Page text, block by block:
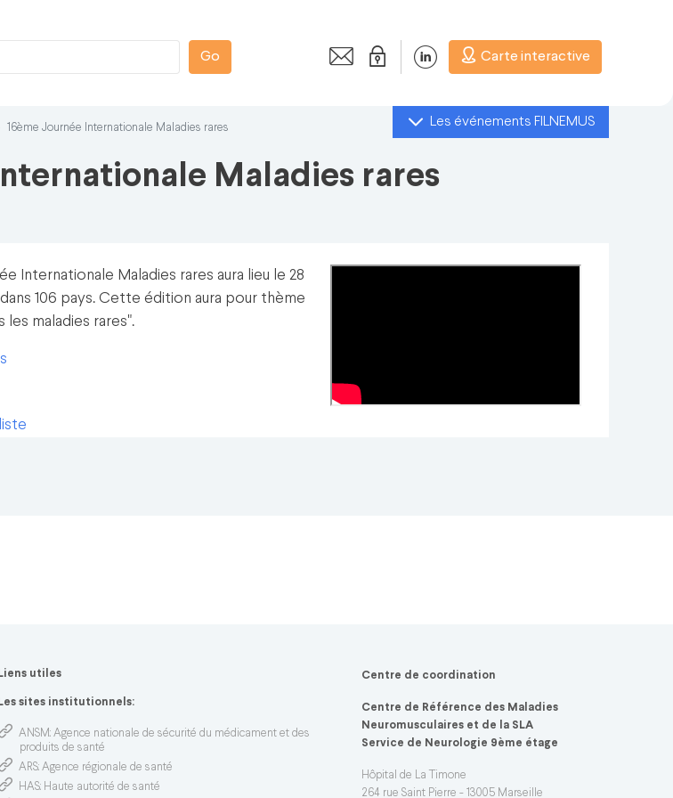
Go Carte interactive
Les événements FILNEMUS
16ème Journée Internationale Maladies rares
Maladies rares
Internationale Maladies rares aura lieu le 28
106 pays. Cette édition aura pour thème
les maladies rares".
Liens utiles
Les sites institutionnels:
ANSM: Agence nationale de sécurité du médicament et des
produits de santé
ARS: Agence régionale de santé
HAS: Haute autorité de santé
Centre de coordination
Centre de Référence des Maladies
Neuromusculaires et de la SLA
Service de Neurologie 9ème étage
Hôpital de La Timone
264 rue Saint Pierre - 13005 Marseille